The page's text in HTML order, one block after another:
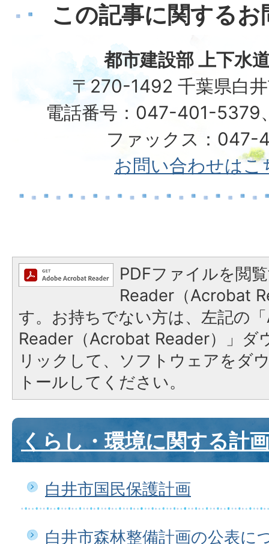
この記事に関する
都市建設部 上下水
〒270-1492 千葉県白
電話番号：047-401-
ファックス：047-
お問い合わせはこ
PDFファイルを閲
Reader（Acrobat
す。お持ちでない方は、左記の
Reader（Acrobat Reader）」ダ
リックして、ソフトウェアをダ
トールしてください。
くらし・環境に関する計画
白井市国民保護計画
白井市森林整備計画の公表に